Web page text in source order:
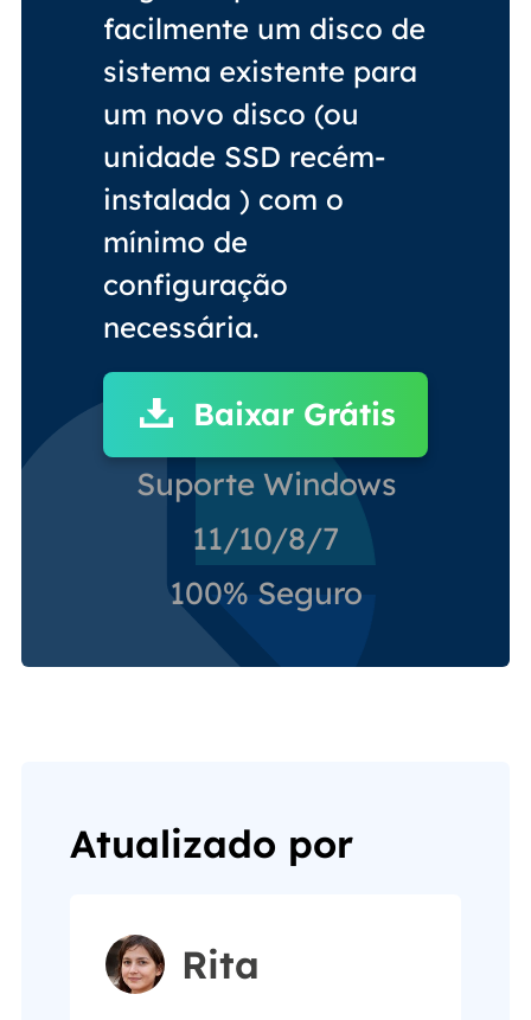
facilmente um disco de
sistema existente para
um novo disco (ou
unidade SSD recém-
instalada ) com o
mínimo de
configuração
necessária.
Baixar Grátis
Suporte Windows
11/10/8/7
100% Seguro
Atualizado por
Rita